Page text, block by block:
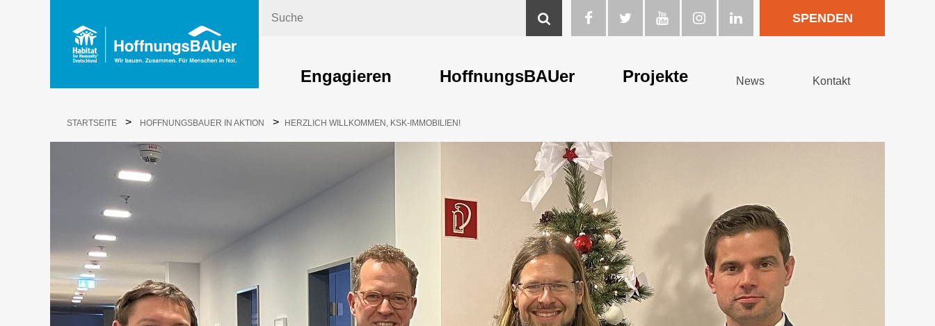
SPENDEN
Engagieren HoffnungsBAUer Projekte News Kontakt
STARTSEITE > HOFFNUNGSBAUER IN AKTION > HERZLICH WILLKOMMEN, KSK-IMMOBILIEN!